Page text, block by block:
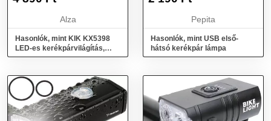
Alza
Hasonlók, mint KIK KX5398
LED-es kerékpárvilágítás,
hátsó-első USB-készlet
Pepita
Hasonlók, mint USB első-
hátsó kerékpár lámpa